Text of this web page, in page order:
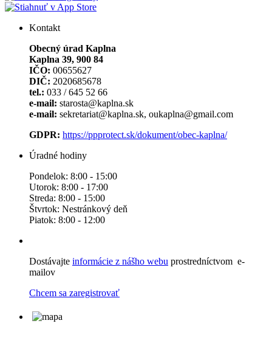
Kontakt
Obecný úrad Kaplna
Kaplna 39, 900 84
IČO: 00655627
DIČ: 2020685678
tel.: 033 / 645 52 66
e-mail: starosta@kaplna.sk
e-mail: sekretariat@kaplna.sk, oukaplna@gmail.com
GDPR: https://ppprotect.sk/dokument/obec-kaplna/
Úradné hodiny
Pondelok: 8:00 - 15:00
Utorok: 8:00 - 17:00
Streda: 8:00 - 15:00
Štvrtok: Nestránkový deň
Piatok: 8:00 - 12:00
Dostávajte informácie z nášho webu prostredníctvom e-
mailov
Chcem sa zaregistrovať